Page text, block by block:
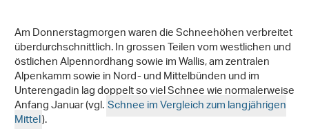
Am Donnerstagmorgen waren die Schneehöhen verbreitet
überdurchschnittlich. In grossen Teilen vom westlichen und
östlichen Alpennordhang sowie im Wallis, am zentralen
Alpenkamm sowie in Nord- und Mittelbünden und im
Unterengadin lag doppelt so viel Schnee wie normalerweise
Anfang Januar (vgl.Schnee im Vergleich zum langjährigen
Mittel).